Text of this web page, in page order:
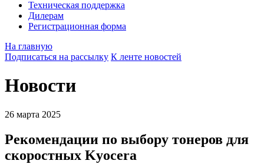
Техническая поддержка
Дилерам
Регистрационная форма
На главную
Подписаться на рассылку К ленте новостей
Новости
26 марта 2025
Рекомендации по выбору тонеров для
скоростных Kyocera